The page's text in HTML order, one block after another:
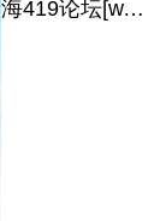
海419论坛[w…